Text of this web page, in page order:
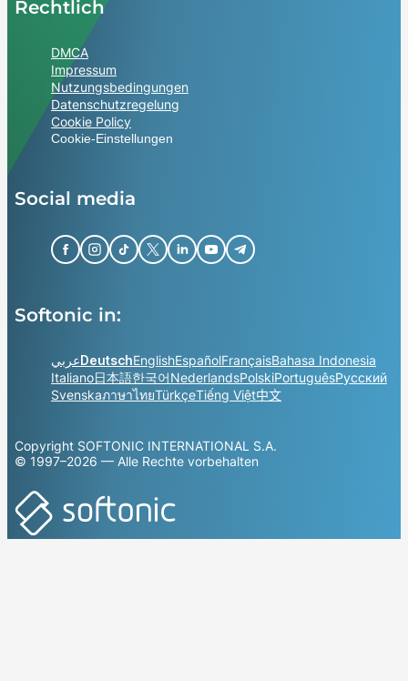
Rechtlich
DMCA
Impressum
Nutzungsbedingungen
Datenschutzregelung
Cookie Policy
Cookie-Einstellungen
Social media
Softonic in:
عربيDeutschEnglishEspañolFrançaisBahasa Indonesia
Italiano日本語한국어NederlandsPolskiPortuguêsРусский
SvenskaภาษาไทยTürkçeTiếng Việt中文
Copyright SOFTONIC INTERNATIONAL S.A.
© 1997–2026 — Alle Rechte vorbehalten